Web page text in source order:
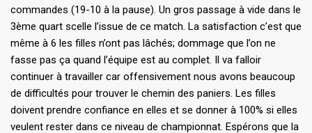
commandes (19-10 à la pause). Un gros passage à vide dans le
3ème quart scelle l’issue de ce match. La satisfaction c’est que
même à 6 les filles n’ont pas lâchés; dommage que l’on ne
fasse pas ça quand l’équipe est au complet. Il va falloir
continuer à travailler car offensivement nous avons beaucoup
de difficultés pour trouver le chemin des paniers. Les filles
doivent prendre confiance en elles et se donner à 100% si elles
veulent rester dans ce niveau de championnat. Espérons que la